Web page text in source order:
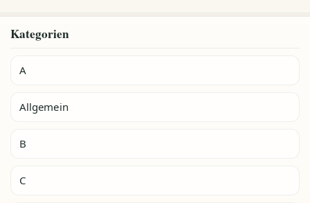
Kategorien
A
Allgemein
B
C